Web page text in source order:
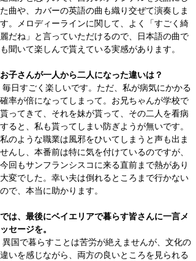
た曲や、カバーの英語の曲も織り交ぜて演奏しま
す。メロディーラインに関して、よく「すごく綺
麗だね」と言っていただけるので、日本語の曲で
も聞いて楽しんで貰えている実感があります。
お子さんが一人から二人になった違いは？
毎日すごく楽しいです。ただ、私が病気にかかる
確率が倍になってしまって。お兄ちゃんが学校で
貰ってきて、それを妹が貰って、その二人を看病
すると、私も貰ってしまい防ぎようが無いです。
私のような職業は風邪をひいてしまうと声も出ま
せんし、本番前は特に気を付けているのですが、
今回もサンフランシスコに来る直前まで熱があり
大変でした。幸い夫は倒れるところまで行かない
ので、本当に助かります。
では、最後にベイエリアで暮らす皆さんに一言メ
ッセージを。
異国で暮らすことは苦労が絶えませんが、文化の
違いを感じながら、両方の良いところを見られる